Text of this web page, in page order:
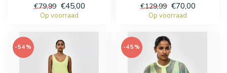
€79,99 €45,00
Op voorraad
€129,99 €70,00
Op voorraad
-54% -45%